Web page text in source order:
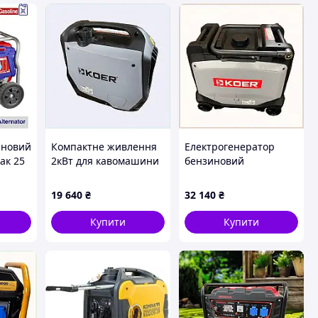
25
Компактне живлення
2кВт для кавомашини
4192HMX528
19 640 ₴
Купити
Електрогенератор
бензиновий
3800W TE4655745
32 140 ₴
Купити